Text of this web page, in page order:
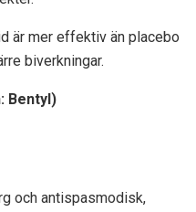
är mer effektiv än placebo
biverkningar.
Bentyl)
och antispasmodisk,